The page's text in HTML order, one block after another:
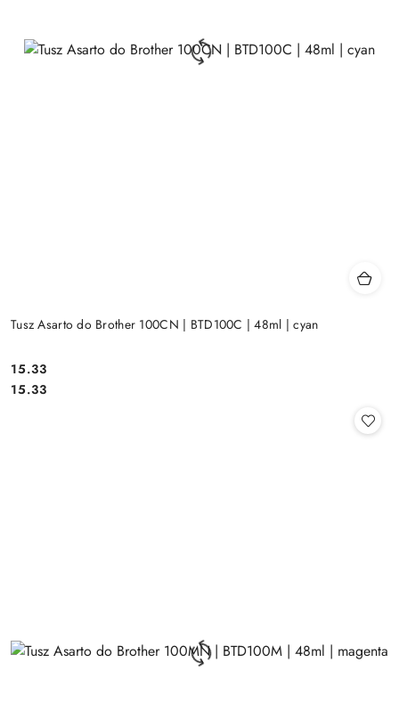
Tusz Asarto do Brother 100CN | BTD100C | 48ml | cyan
Cena:
15.33
Cena:
15.33